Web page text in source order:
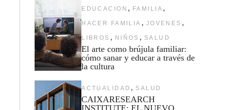
EDUCACION , FAMILIA ,
HACER FAMILIA , JOVENES ,
LIBROS , NIÑOS , SALUD
El arte como brújula familiar:
cómo sanar y educar a través de
la cultura
ACTUALIDAD , SALUD
CAIXARESEARCH
INSTITUTE: EL NUEVO